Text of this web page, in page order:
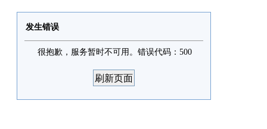
发生错误
很抱歉，服务暂时不可用。错误代码：500